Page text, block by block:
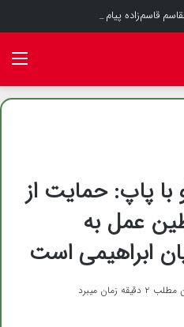
قاسم‌زاده پیام تسلیت صادر کرد
پاپ: حمایت از
عمل به
ابراهیمی است
زمان میبرد